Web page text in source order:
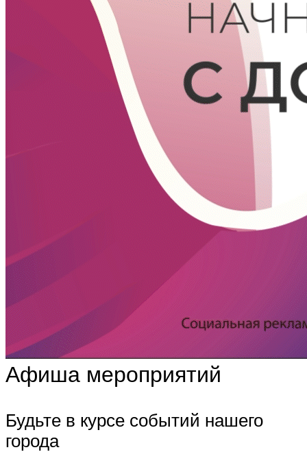
Афиша мероприятий
Будьте в курсе событий нашего
города